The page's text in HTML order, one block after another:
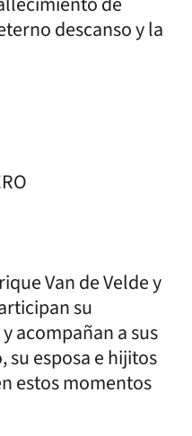
descanso y la
Van de Velde y
su
acompañan a sus
su esposa e hijitos
estos momentos